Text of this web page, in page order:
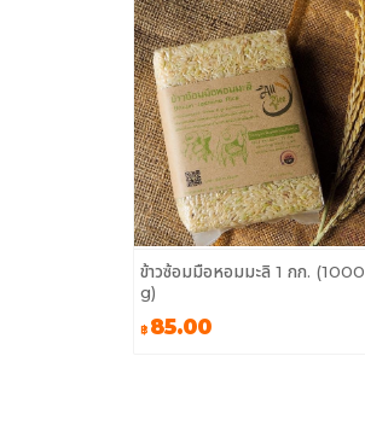
ข้าวซ้อมมือหอมมะลิ 1 กก. (1000
g)
฿ 85.00